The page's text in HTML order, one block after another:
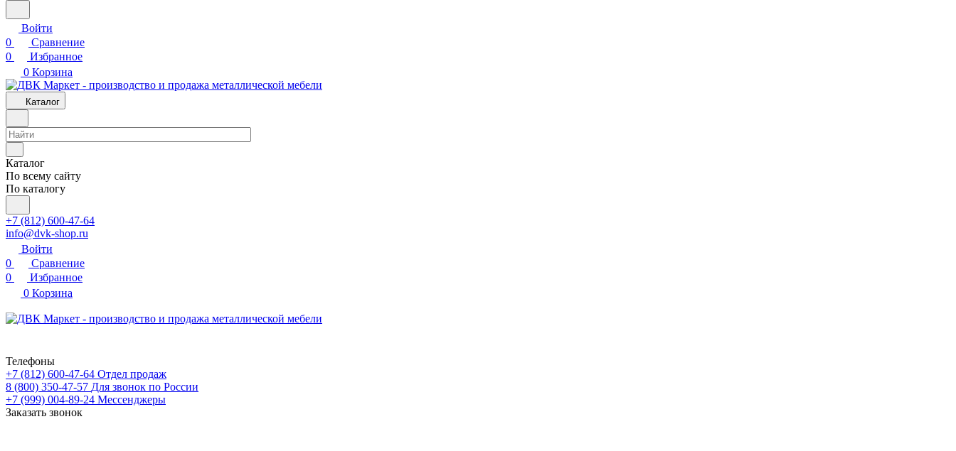
Войти
0
Сравнение
0
Избранное
0 Корзина
Каталог
Каталог
По всему сайту
По каталогу
+7 (812) 600-47-64
info@dvk-shop.ru
Войти
0
Сравнение
0
Избранное
0 Корзина
Телефоны
+7 (812) 600-47-64 Отдел продаж
8 (800) 350-47-57 Для звонок по России
+7 (999) 004-89-24 Мессенджеры
Заказать звонок